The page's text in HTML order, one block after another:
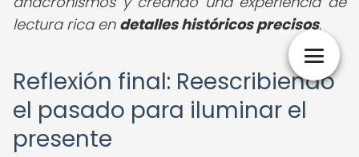
lectura rica en detalles históricos precisos.
Reflexión final: Reescribiendo
el pasado para iluminar el
presente